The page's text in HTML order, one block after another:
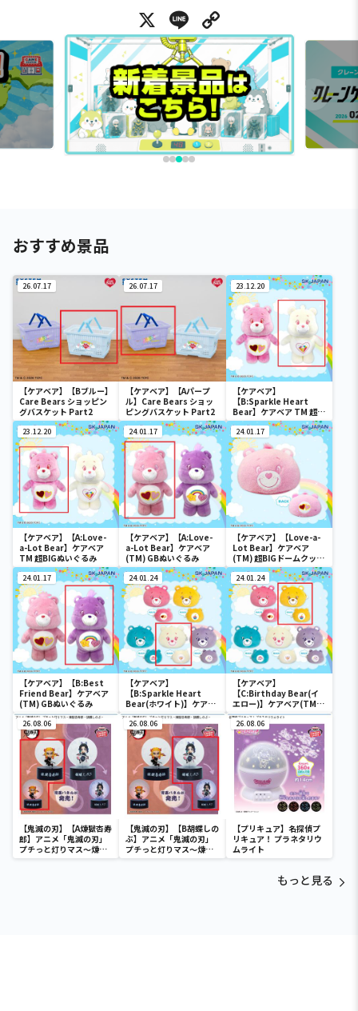
X Line
おすすめ景品
26.07.17
【ケアベア】【Bブルー】
Care Bears ショッピン
グバスケット Part2
26.07.17
【ケアベア】【Aパープ
ル】Care Bears ショッ
ピングバスケット Part2
23.12.20
【ケアベア】
【B:Sparkle Heart
Bear】ケアベア TM 超
BIGぬいぐるみ
23.12.20
【ケアベア】【A:Love-
a-Lot Bear】ケアベア
TM 超BIGぬいぐるみ
24.01.17
【ケアベア】【A:Love-
a-Lot Bear】ケアベア
(TM) GBぬいぐるみ
24.01.17
【ケアベア】【Love-a-
Lot Bear】ケアベア
(TM) 超BIGドームクッシ
ョン
24.01.17
【ケアベア】【B:Best
Friend Bear】ケアベア
(TM) GBぬいぐるみ
24.01.24
【ケアベア】
【B:Sparkle Heart
Bear(ホワイト)】ケアベ
ア(TM)フェイスポーチ
24.01.24
【ケアベア】
【C:Birthday Bear(イ
エロー)】ケアベア(TM)
フェイスポーチ
26.08.06
【鬼滅の刃】【A煉獄杏寿
郎】アニメ「鬼滅の刃」
プチっと灯りマス～煉獄
杏寿郎・胡蝶しのぶ～
26.08.06
【鬼滅の刃】【B胡蝶しの
ぶ】アニメ「鬼滅の刃」
プチっと灯りマス～煉獄
杏寿郎・胡蝶しのぶ～
26.08.06
【プリキュア】名探偵プ
リキュア！ プラネタリウ
ムライト
もっと見る